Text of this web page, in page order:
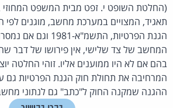
(החלטת השופט י. זפט מבית המשפט המחוזי
הגנת הפרטיות,
המחשב של צד שלישי, אין פירושו של דבר
בהם אם לא היו ממוענים אליו. זוהי החלטה
המרחיבה את תחולת חוק הגנת הפרטיות גם
ההגנה שמקנה החוק ל"כתב" גם לנתוני